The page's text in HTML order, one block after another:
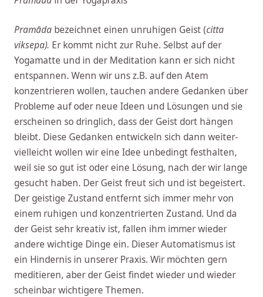
Pramāda bezeichnet einen unruhigen Geist (citta
viksepa). Er kommt nicht zur Ruhe. Selbst auf der
Yogamatte und in der Meditation kann er sich nicht
entspannen. Wenn wir uns z.B. auf den Atem
konzentrieren wollen, tauchen andere Gedanken über
Probleme auf oder neue Ideen und Lösungen und sie
erscheinen so dringlich, dass der Geist dort hängen
bleibt. Diese Gedanken entwickeln sich dann weiter-
vielleicht wollen wir eine Idee unbedingt festhalten,
weil sie so gut ist oder eine Lösung, nach der wir lange
gesucht haben. Der Geist freut sich und ist begeistert.
Der geistige Zustand entfernt sich immer mehr von
einem ruhigen und konzentrierten Zustand. Und da
der Geist sehr kreativ ist, fallen ihm immer wieder
andere wichtige Dinge ein. Dieser Automatismus ist
ein Hindernis in unserer Praxis. Wir möchten gern
meditieren, aber der Geist findet wieder und wieder
scheinbar wichtigere Themen.